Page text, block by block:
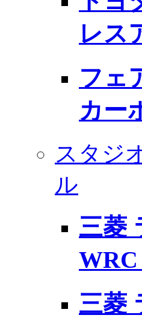
レス
フェ
カー
スタジ
ル
三菱
三菱